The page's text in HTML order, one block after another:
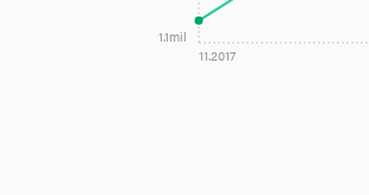
11.2017
1.1mil